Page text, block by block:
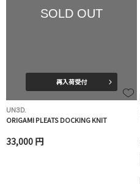
SOLD OUT
再入荷受付
UN3D.
ORIGAMI PLEATS DOCKING KNIT
33,000 円